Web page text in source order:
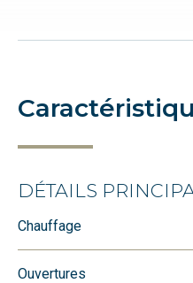
DÉTAILS
Chauffage
Ouvertures